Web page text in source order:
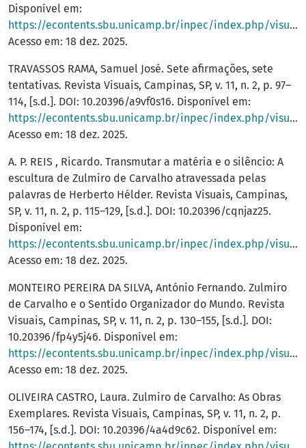
Disponível em:
https://econtents.sbu.unicamp.br/inpec/index.php/visuais/article/view/20978
Acesso em: 18 dez. 2025.
TRAVASSOS RAMA, Samuel José. Sete afirmações, sete
tentativas. Revista Visuais, Campinas, SP, v. 11, n. 2, p. 97–
114, [s.d.]. DOI: 10.20396/a9vf0s16. Disponível em:
https://econtents.sbu.unicamp.br/inpec/index.php/visuais/article/view/20987
Acesso em: 18 dez. 2025.
A. P. REIS , Ricardo. Transmutar a matéria e o silêncio: A
escultura de Zulmiro de Carvalho atravessada pelas
palavras de Herberto Hélder. Revista Visuais, Campinas,
SP, v. 11, n. 2, p. 115–129, [s.d.]. DOI: 10.20396/cqnjaz25.
Disponível em:
https://econtents.sbu.unicamp.br/inpec/index.php/visuais/article/view/20980
Acesso em: 18 dez. 2025.
MONTEIRO PEREIRA DA SILVA, António Fernando. Zulmiro
de Carvalho e o Sentido Organizador do Mundo. Revista
Visuais, Campinas, SP, v. 11, n. 2, p. 130–155, [s.d.]. DOI:
10.20396/fp4y5j46. Disponível em:
https://econtents.sbu.unicamp.br/inpec/index.php/visuais/article/view/20979
Acesso em: 18 dez. 2025.
OLIVEIRA CASTRO, Laura. Zulmiro de Carvalho: As Obras
Exemplares. Revista Visuais, Campinas, SP, v. 11, n. 2, p.
156–174, [s.d.]. DOI: 10.20396/4a4d9c62. Disponível em: